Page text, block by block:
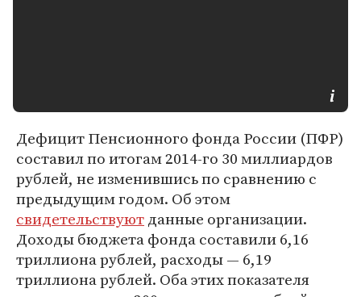
Дефицит Пенсионного фонда России (ПФР)
составил по итогам 2014-го 30 миллиардов
рублей, не изменившись по сравнению с
предыдущим годом. Об этом
свидетельствуютданные организации.
Доходы бюджета фонда составили 6,16
триллиона рублей, расходы — 6,19
триллиона рублей. Оба этих показателя